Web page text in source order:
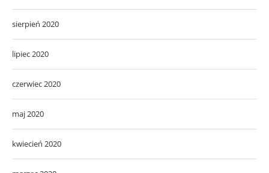
sierpień 2020
lipiec 2020
czerwiec 2020
maj 2020
kwiecień 2020